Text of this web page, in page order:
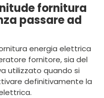
fornitura
passare ad
energia elettrica
fornitore, sia del
utilizzato quando si
definitivamente la